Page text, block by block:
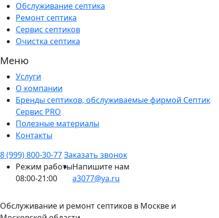
Обслуживание септика
Ремонт септика
Сервис септиков
Очистка септика
Меню
Услуги
О компании
Бренды септиков, обслуживаемые фирмой Септик
Сервис PRO
Полезные материалы
Контакты
8 (999) 800-30-77Заказать звонок
Режим работы
08:00-21:00
Напишите нам
a3077@ya.ru
Обслуживание и ремонт септиков в Москве и